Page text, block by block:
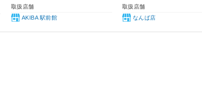
取扱店舗
AKIBA 駅前館
取扱店舗
なんば店